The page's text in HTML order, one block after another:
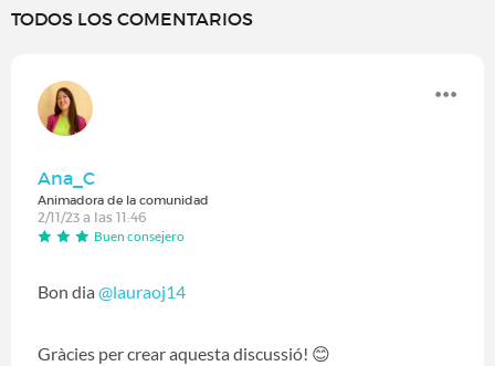
TODOS LOS COMENTARIOS
Ana_C
Animadora de la comunidad
2/11/23 a las 11:46
Buen consejero
Bon dia @lauraoj14
Gràcies per crear aquesta discussió! 😊